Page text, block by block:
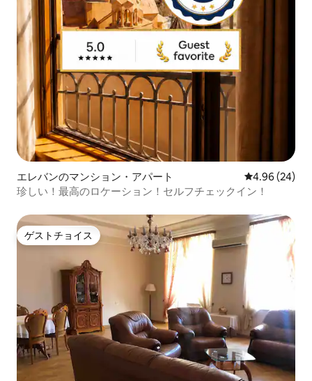
エレバンのマンション・アパート レビュー24
4.96 (24)
珍しい！最高のロケーション！セルフチェックイン！
ゲストチョイス
ゲストチョイス